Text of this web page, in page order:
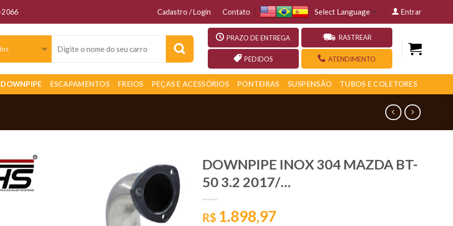
2066 Cadastro / Login Contato Entrar
por:
PRAZO DE ENTREGA
PEDIDOS
RASTREAR
ATENDIMENTO
DOWNPIPE ESCAPAMENTOS FREIOS PEÇAS E ACESSÓRIOS PONTEIRAS SUSPENSÃO TUBOS E COLETORES
DOWNPIPE INOX 304 MAZDA BT-
50 3.2 2017/…
R$ 1.898,97